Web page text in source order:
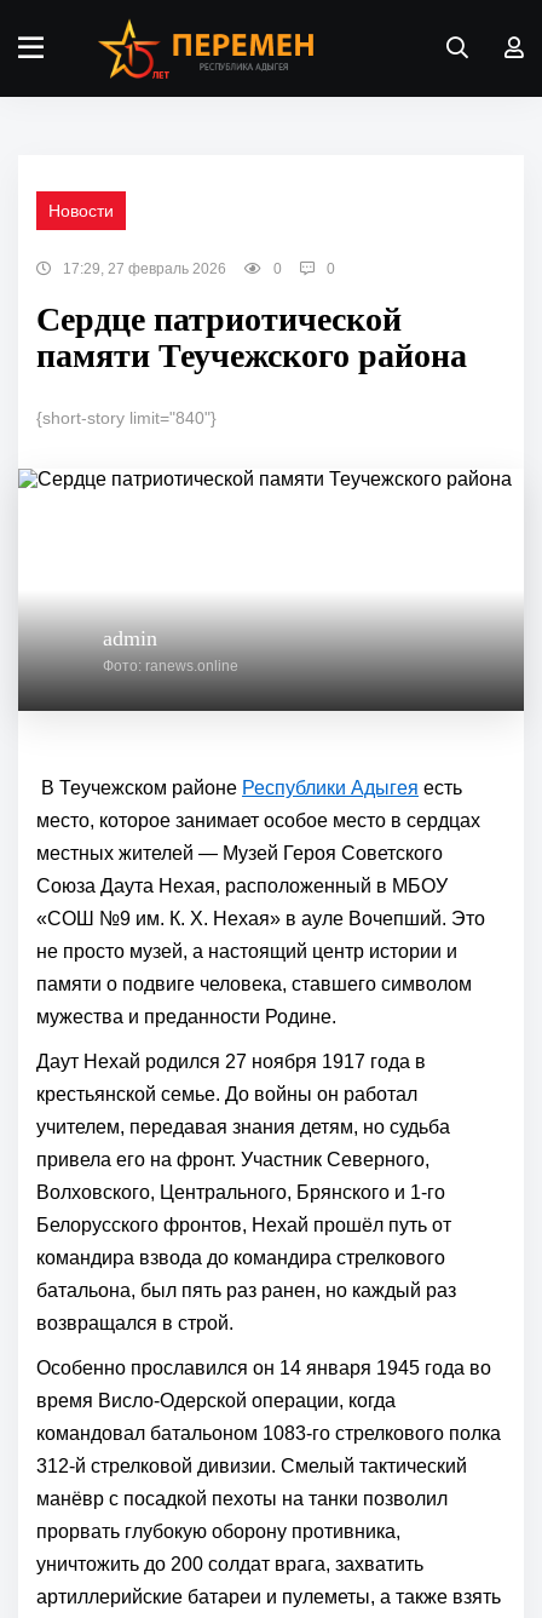
Новости
17:29, 27 февраль 2026 0 0
Сердце патриотической
памяти Теучежского района
{short-story limit="840"}
admin
Фото: ranews.online
В Теучежском районе Республики Адыгея есть
место, которое занимает особое место в сердцах
местных жителей — Музей Героя Советского
Союза Даута Нехая, расположенный в МБОУ
«СОШ №9 им. К. Х. Нехая» в ауле Вочепший. Это
не просто музей, а настоящий центр истории и
памяти о подвиге человека, ставшего символом
мужества и преданности Родине.
Даут Нехай родился 27 ноября 1917 года в
крестьянской семье. До войны он работал
учителем, передавая знания детям, но судьба
привела его на фронт. Участник Северного,
Волховского, Центрального, Брянского и 1-го
Белорусского фронтов, Нехай прошёл путь от
командира взвода до командира стрелкового
батальона, был пять раз ранен, но каждый раз
возвращался в строй.
Особенно прославился он 14 января 1945 года во
время Висло-Одерской операции, когда
командовал батальоном 1083-го стрелкового полка
312-й стрелковой дивизии. Смелый тактический
манёвр с посадкой пехоты на танки позволил
прорвать глубокую оборону противника,
уничтожить до 200 солдат врага, захватить
артиллерийские батареи и пулеметы, а также взять